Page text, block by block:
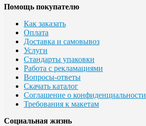
Помощь покупателю
Как заказать
Оплата
Доставка и самовывоз
Услуги
Стандарты упаковки
Работа с рекламациями
Вопросы-ответы
Скачать каталог
Соглашение о конфиденциальности
Требования к макетам
Социальная жизнь